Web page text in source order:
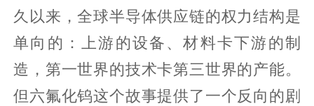
久以来，全球半导体供应链的权力结构是
单向的：上游的设备、材料卡下游的制
造，第一世界的技术卡第三世界的产能。
但六氟化钨这个故事提供了一个反向的剧